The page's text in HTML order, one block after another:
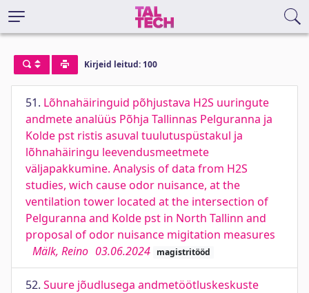
Kirjeid leitud: 100
51. Lõhnahäiringuid põhjustava H2S uuringute
andmete analüüs Põhja Tallinnas Pelguranna ja
Kolde pst ristis asuval tuulutuspüstakul ja
lõhnahäiringu leevendusmeetmete
väljapakkumine. Analysis of data from H2S
studies, wich cause odor nuisance, at the
ventilation tower located at the intersection of
Pelguranna and Kolde pst in North Tallinn and
proposal of odor nuisance migitation measures
Mälk, Reino 03.06.2024 magistritööd
52. Suure jõudlusega andmetöötluskeskuste